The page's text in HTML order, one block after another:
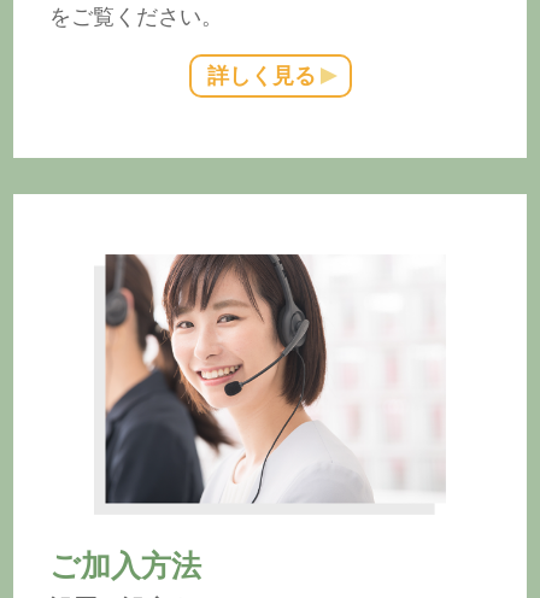
をご覧ください。
詳しく見る
ご加入方法